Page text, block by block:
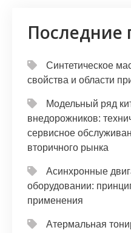
Последние
Синтетическое
свойства и области
Модельный ряд
внедорожников:
сервисное
вторичного рынка
Асинхронные
оборудовании:
применения
Атермальная